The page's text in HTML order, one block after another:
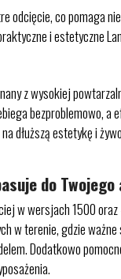
odcięcie, co pomaga
i estetyczne
z wysokiej
bezproblemowo,
dłuższą estetykę i
do Twojego
w wersjach 1500
w terenie, gdzie
Dodatkowo